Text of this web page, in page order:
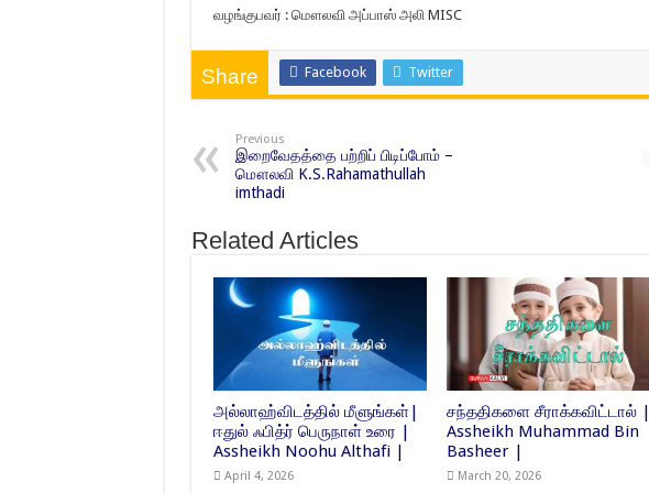
வழங்குபவர் : மௌலவி அப்பாஸ் அலி MISC
Share Facebook Twitter
Previous
இறைவேதத்தை பற்றிப் பிடிப்போம் –
மௌலவி K.S.Rahamathullah
imthadi
Related Articles
அல்லாஹ்விடத்தில் மீளுங்கள்|
ஈதுல் ஃபித்ர் பெருநாள் உரை |
Assheikh Noohu Althafi |
April 4, 2026
சந்ததிகளை சீராக்கவிட்டால் |
Assheikh Muhammad Bin
Basheer |
March 20, 2026